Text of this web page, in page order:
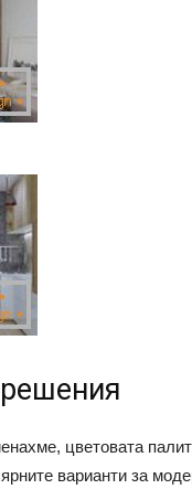
цветовата
варианти за